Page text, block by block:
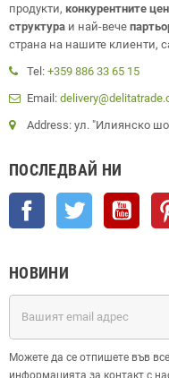
продукти, конкурентните
структура и най-вече
страна на нашите клиенти,
Tel: +359 886 33 65 15
Email:
Address: ул. "Илиянско
ПОСЛЕДВАЙ НИ
Facebook Twitter
НОВИНИ
Можете да се отпишете във
информацията за контакт с